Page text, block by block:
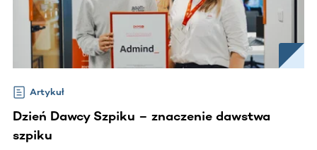
Artykuł
Dzień Dawcy Szpiku – znaczenie dawstwa
szpiku